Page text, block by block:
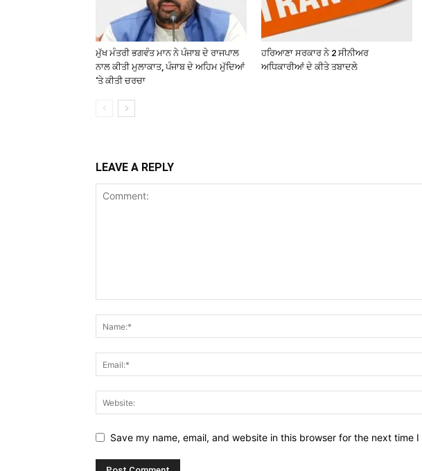
ਮੁੱਖ ਮੰਤਰੀ ਭਗਵੰਤ ਮਾਨ ਨੇ ਪੰਜਾਬ ਦੇ ਰਾਜਪਾਲ
ਨਾਲ ਕੀਤੀ ਮੁਲਾਕਾਤ, ਪੰਜਾਬ ਦੇ ਅਹਿਮ ਮੁੱਦਿਆਂ
‘ਤੇ ਕੀਤੀ ਚਰਚਾ
ਹਰਿਆਣਾ ਸਰਕਾਰ ਨੇ 2 ਸੀਨੀਅਰ
ਅਧਿਕਾਰੀਆਂ ਦੇ ਕੀਤੇ ਤਬਾਦਲੇ
LEAVE A REPLY
Save my name, email, and website in this browser for the next time I